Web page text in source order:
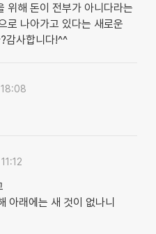
위해 돈이 전부가 아니다라는
로 나아가고 있다는 새로운
감사합니다!^^
아래에는 새 것이 없나니